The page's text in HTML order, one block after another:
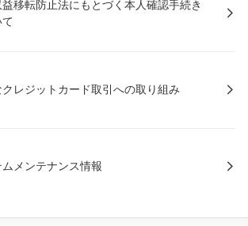
移転防止法にもとづく本人確認手続き
レジットカード取引への取り組み
ムメンテナンス情報